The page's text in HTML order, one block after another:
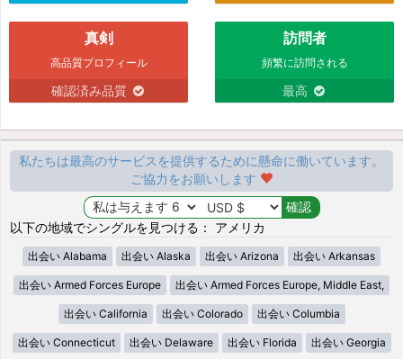
真剣
高品質プロフィール
確認済み品質
訪問者
頻繁に訪問される
最高
私たちは最高のサービスを提供するために懸命に働いています。
ご協力をお願いします
以下の地域でシングルを見つける： アメリカ
出会い Alabama 出会い Alaska 出会い Arizona 出会い Arkansas
出会い Armed Forces Europe 出会い Armed Forces Europe, Middle East,
出会い California 出会い Colorado 出会い Columbia
出会い Connecticut 出会い Delaware 出会い Florida 出会い Georgia